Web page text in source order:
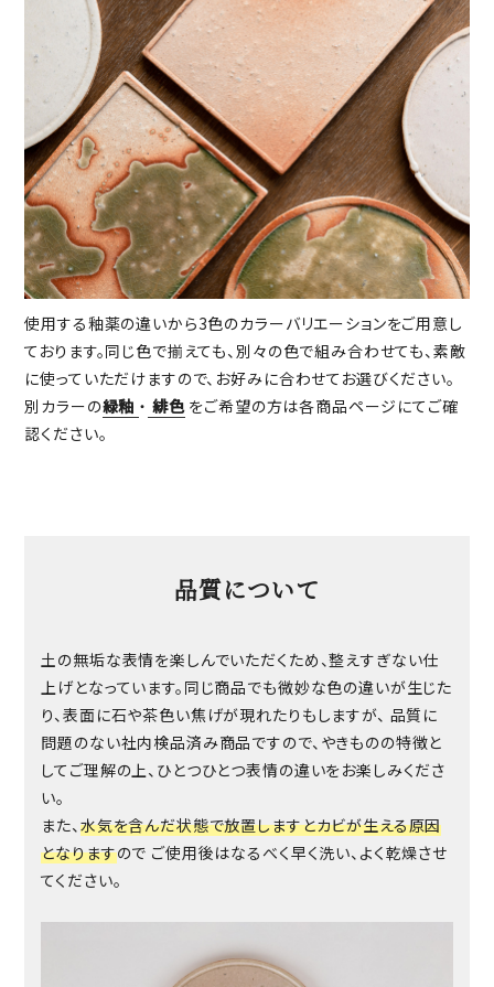
使用する釉薬の違いから3色のカラーバリエーションをご用意し
ております。同じ色で揃えても、別々の色で組み合わせても、素敵
に使っていただけますので、お好みに合わせてお選びください。
別カラーの緑釉 ・ 緋色をご希望の方は各商品ページにてご確
認ください。
品質について
土の無垢な表情を楽しんでいただくため、整えすぎない仕
上げとなっています。同じ商品でも微妙な色の違いが生じた
り、表面に石や茶色い焦げが現れたりもしますが、 品質に
問題のない社内検品済み商品ですので、やきものの特徴と
してご理解の上、ひとつひとつ表情の違いをお楽しみくださ
い。
また、 水気を含んだ状態で放置しますとカビが生える原因
となりますので ご使用後はなるべく早く洗い、よく乾燥させ
てください。